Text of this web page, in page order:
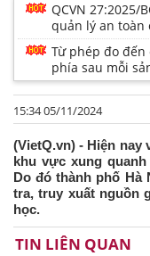
QCVN 27:2025/
quản lý an
Từ phép đo
phía sau mỗi
15:34 05/11/2024
(VietQ.vn) - Hiện nay
khu vực xung
Do đó thành phố Hà
tra, truy xuất nguồn
học.
TIN LIÊN QUAN